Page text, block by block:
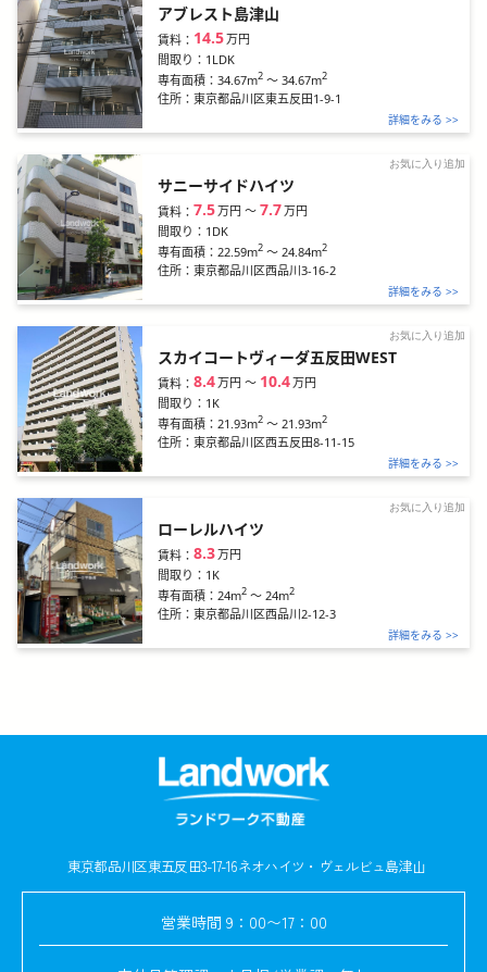
アブレスト島津山
賃料： 14.5万円
間取り： 1LDK
専有面積：34.67m2 ～ 34.67m2
住所：東京都品川区東五反田1-9-1
詳細をみる >>
お気に入り追加
サニーサイドハイツ
賃料：7.5万円〜 7.7万円
間取り： 1DK
専有面積：22.59m2 ～ 24.84m2
住所：東京都品川区西品川3-16-2
詳細をみる >>
お気に入り追加
スカイコートヴィーダ五反田WEST
賃料：8.4万円〜 10.4万円
間取り： 1K
専有面積：21.93m2 ～ 21.93m2
住所：東京都品川区西五反田8-11-15
詳細をみる >>
お気に入り追加
ローレルハイツ
賃料：8.3万円
間取り： 1K
専有面積：24m2 ～ 24m2
住所：東京都品川区西品川2-12-3
詳細をみる >>
東京都品川区東五反田3-17-16ネオハイツ・ヴェルビュ島津山
営業時間 9：00〜17：00